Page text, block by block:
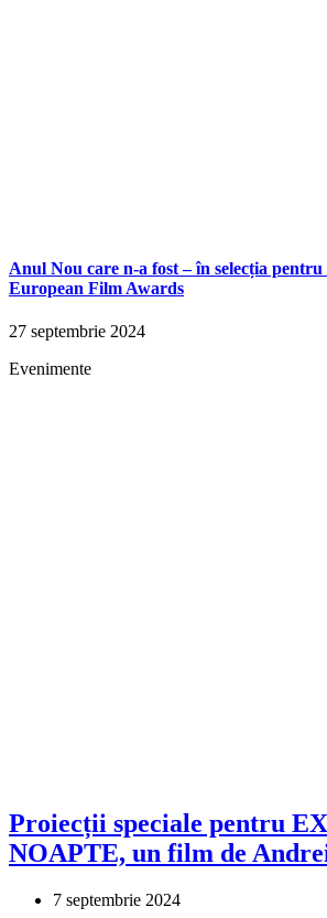
Anul Nou care n-a fost – în selecția
European Film Awards
27 septembrie 2024
Evenimente
Proiecții speciale pentru
NOAPTE, un film de
7 septembrie 2024